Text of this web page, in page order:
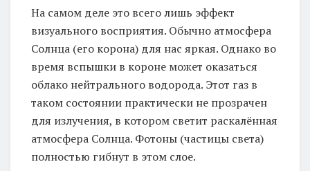
На самом деле это всего лишь эффект
визуального восприятия. Обычно атмосфера
Солнца (его корона) для нас яркая. Однако во
время вспышки в короне может оказаться
облако нейтрального водорода. Этот газ в
таком состоянии практически не прозрачен
для излучения, в котором светит раскалённая
атмосфера Солнца. Фотоны (частицы света)
полностью гибнут в этом слое.